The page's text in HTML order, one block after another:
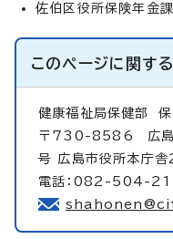
佐伯区役所保険年
このページに関する
健康福祉局保健部
〒730-8586 広島
号 広島市役所本庁舎
電話：082-504-